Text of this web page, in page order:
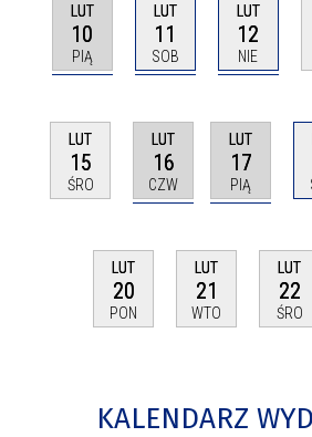
LUT
10
PIĄ
LUT
11
SOB
LUT
12
NIE
LUT
15
ŚRO
LUT
16
CZW
LUT
17
PIĄ
LUT
20
PON
LUT
21
WTO
LUT
22
ŚRO
KALENDARZ